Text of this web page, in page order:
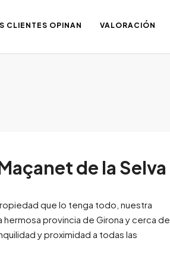
CLIENTES OPINAN VALORACIÓN
de la Selva
que lo tenga todo, nuestra
provincia de Girona y cerca de
y proximidad a todas las